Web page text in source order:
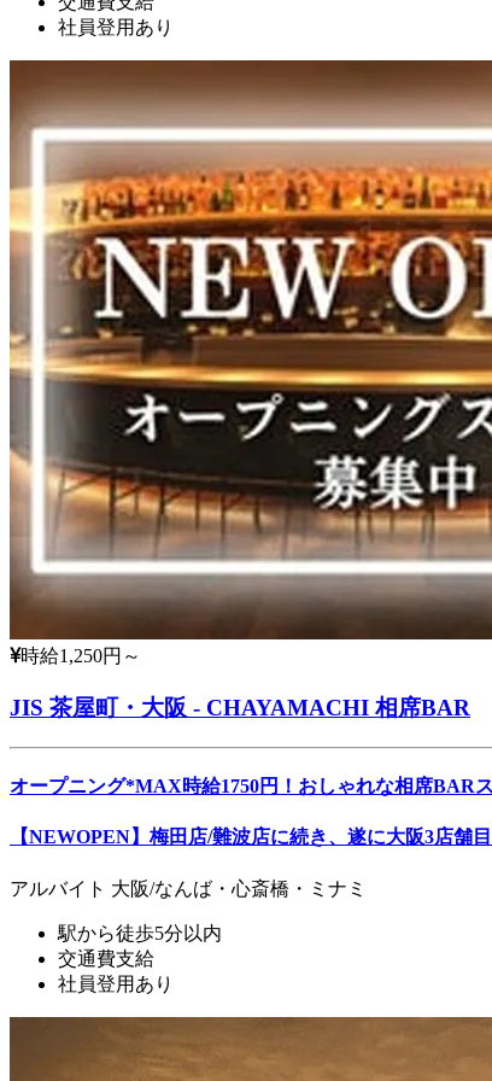
社員登用あり
時給1,250円～
JIS 茶屋町・大阪 - CHAYAMACHI 相席BAR
オープニング*MAX時給1750円！おしゃれな相席BAR
【NEWOPEN】梅田店/難波店に続き、遂に大阪3店舗
アルバイト 大阪/なんば・心斎橋・ミナミ
駅から徒歩5分以内
交通費支給
社員登用あり